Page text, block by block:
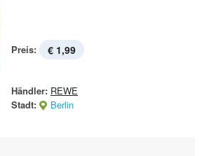
Preis: € 1,99
Händler: REWE
Stadt:
Berlin